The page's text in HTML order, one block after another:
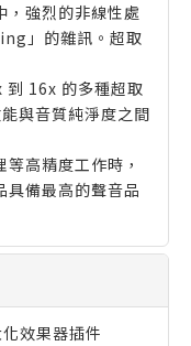
，強烈的非線性處
」的雜訊。超取
16x 的多種超取
與音質純淨度之間
高精度工作時，
具備最高的聲音品
效果器插件